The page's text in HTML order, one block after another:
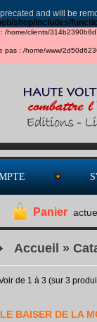
and will be
shop/includes/
home/clients/
: /home/www/
Panier
Accueil »
de 1 à 3 (sur 3
LE BAISER DE LA